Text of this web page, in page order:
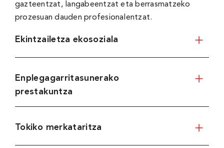
gazteentzat, langabeentzat eta berrasmatzeko
prozesuan dauden profesionalentzat.
Ekintzailetza ekosoziala
Enplegagarritasunerako
prestakuntza
Tokiko merkataritza